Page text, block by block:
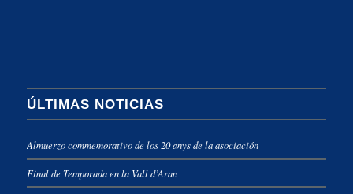
ÚLTIMAS NOTICIAS
Almuerzo commemorativo de los 20 anys de la asociación
Final de Temporada en la Vall d’Aran